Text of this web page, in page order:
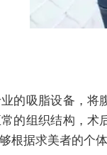
的吸脂设备，
的组织结构，
根据求美者的个